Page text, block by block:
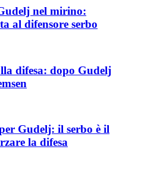
nel mirino:
al difensore serbo
difesa: dopo Gudelj
Gudelj: il serbo è il
la difesa